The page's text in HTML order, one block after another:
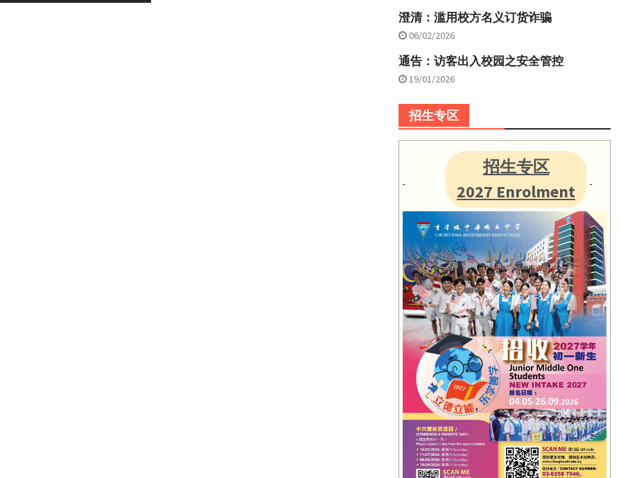
澄清：滥用校方名义订货诈骗
06/02/2026
通告：访客出入校园之安全管控
19/01/2026
招生专区
招生专区
2027 Enrolment